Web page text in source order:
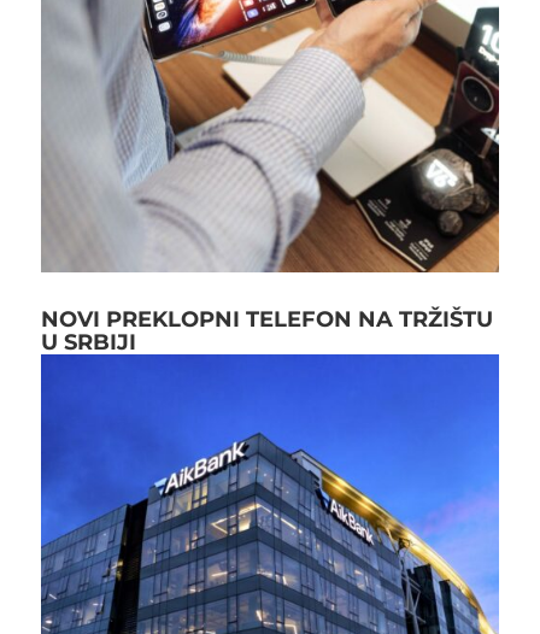
NOVI PREKLOPNI TELEFON NA TRŽIŠTU
U SRBIJI